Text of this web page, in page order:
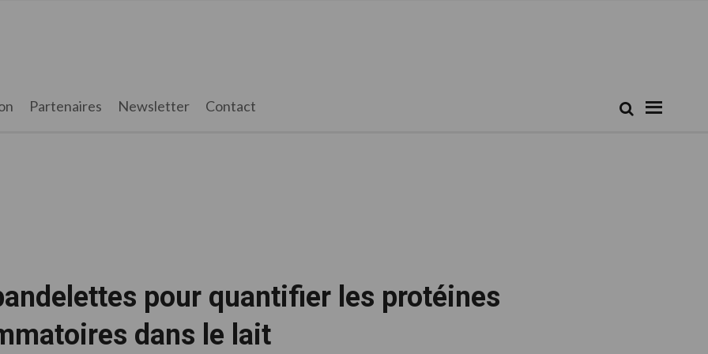
Partenaires Newsletter Contact
pour quantifier les protéines
dans le lait